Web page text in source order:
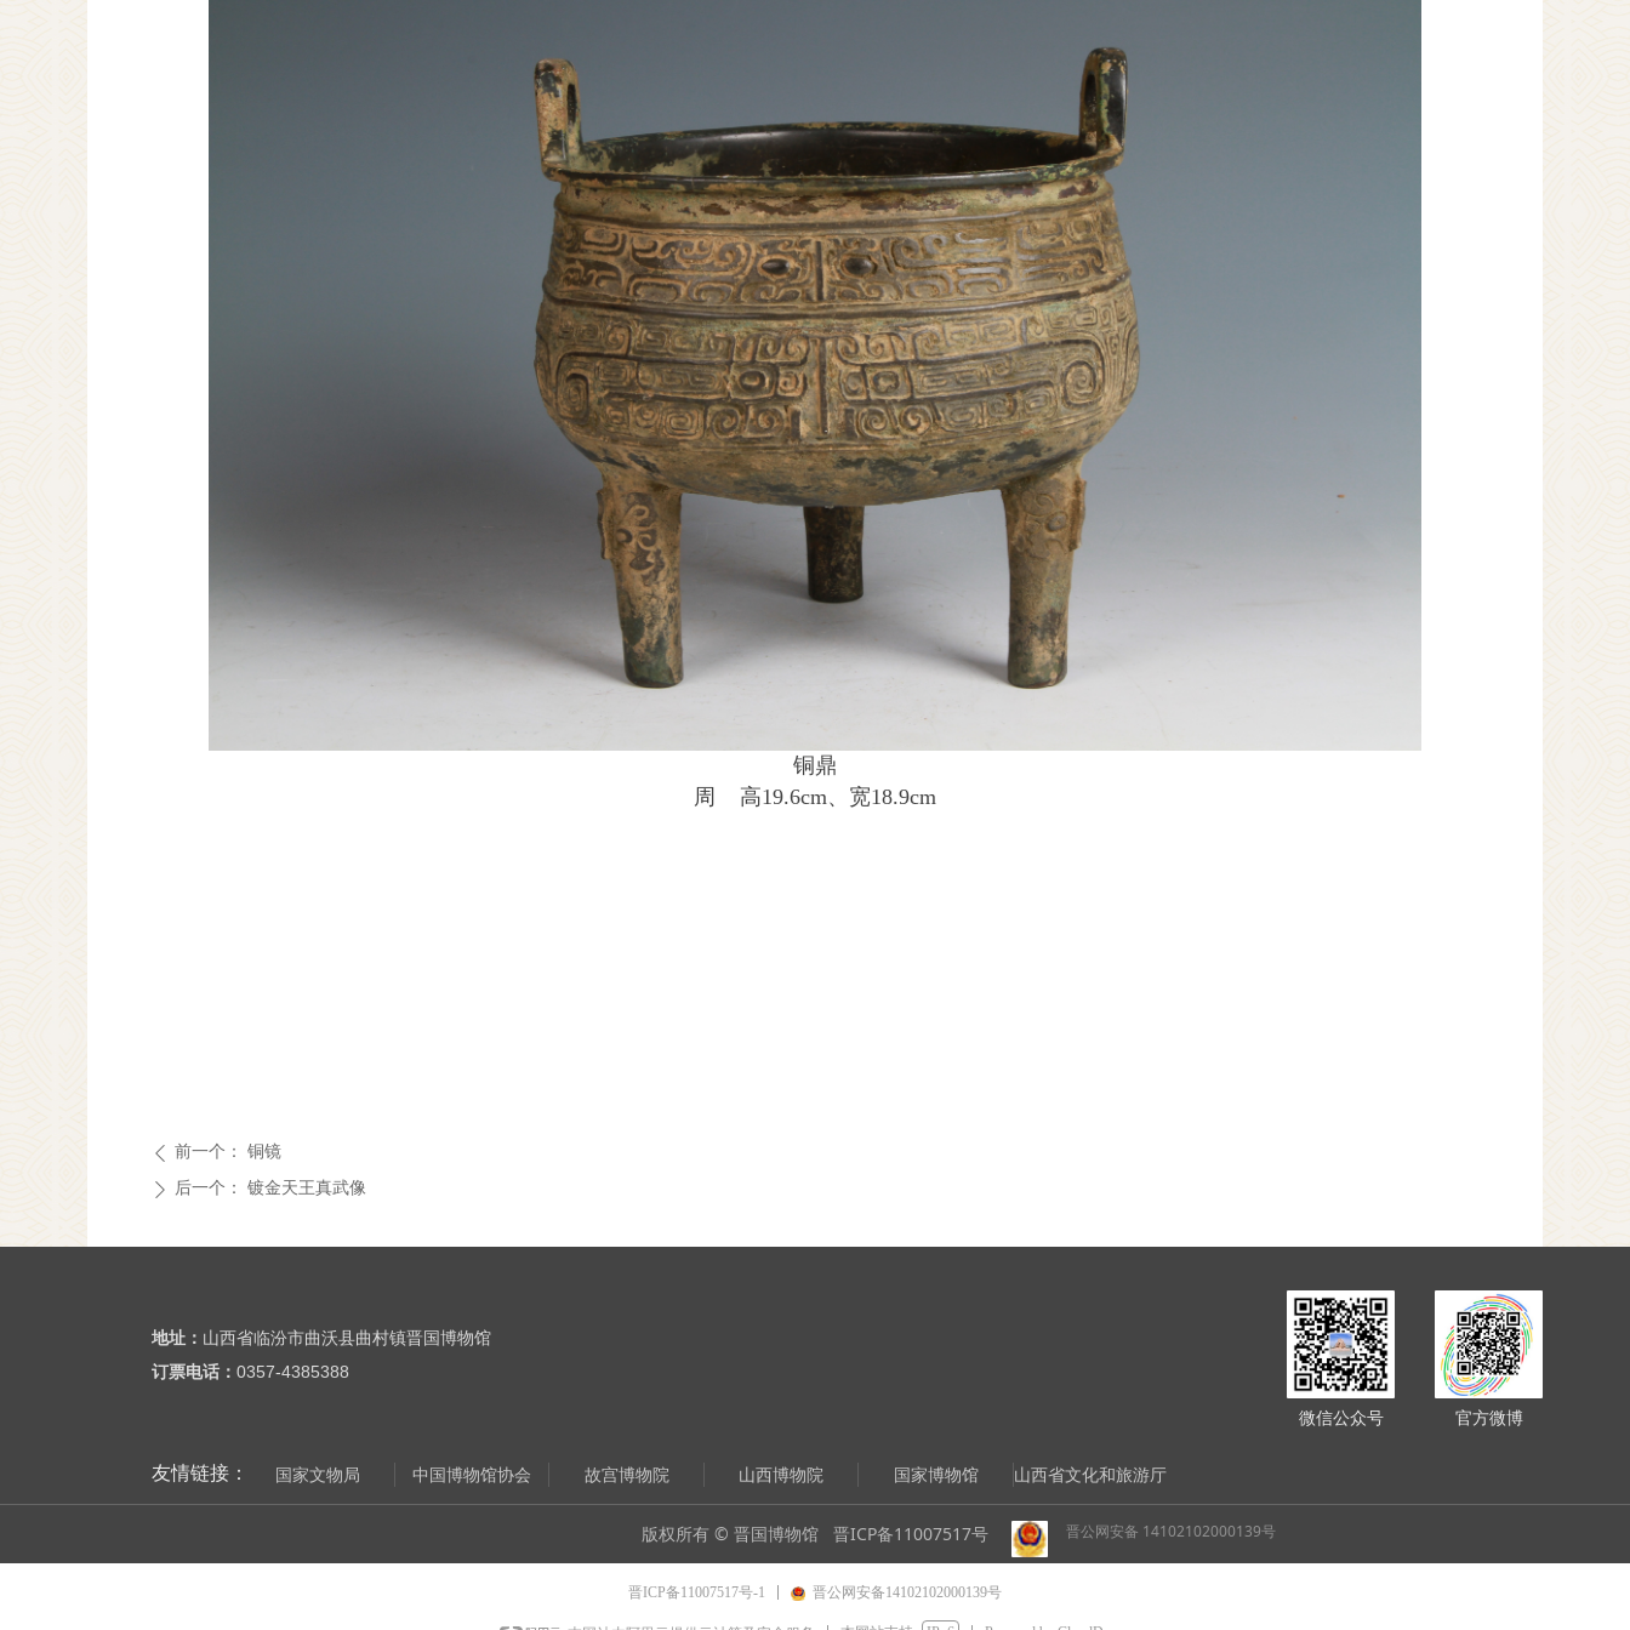
铜鼎
周 高19.6cm、宽18.9cm
ꄲ 后一个： 镀金天王真武像
ꄴ 前一个： 铜镜
国家文物局 中国博物馆协会 故宫博物院 山西博物院 国家博物馆 山西省文化和旅游厅
友情链接：
版权所有 © 晋国博物馆 晋ICP备11007517号
地址： 山西省临汾市曲沃县曲村镇晋国博物馆
订票电话： 0357-4385388
微信公众号 官方微博
晋公网安备 14102102000139号
晋ICP备11007517号-1 晋公网安备14102102000139号